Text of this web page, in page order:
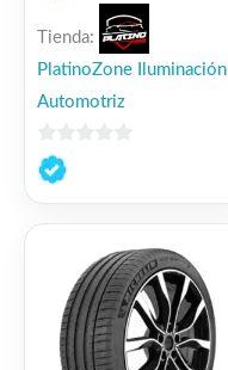
Tienda:
PlatinoZone Iluminación
Automotriz
0
de